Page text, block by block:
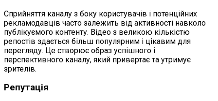
Сприйняття каналу з боку користувачів і потенційних
рекламодавців часто залежить від активності навколо
публікуємого контенту. Відео з великою кількістю
репостів здається більш популярним і цікавим для
перегляду. Це створює образ успішного і
перспективного каналу, який привертає та утримує
зрителів.
Репутація